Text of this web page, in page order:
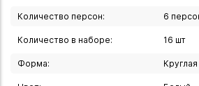
Основные характеристики:
- Производитель: Lenardi.
- Материал: высококачественный
Количество персон: 6
Количество в наборе: 16 шт
Форма: Круглая